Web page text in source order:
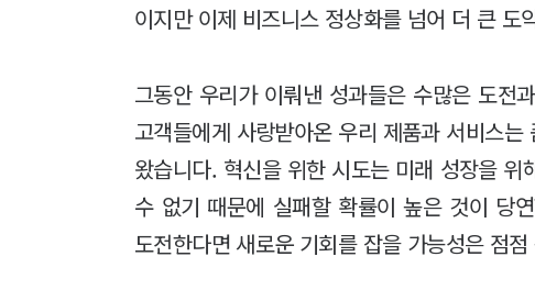
이지만 이제 비즈니스 정상화를 넘어 더 큰 도
그동안 우리가 이뤄낸 성과들은 수많은 도전
고객들에게 사랑받아온 우리 제품과 서비스
왔습니다. 혁신을 위한 시도는 미래 성장을
수 없기 때문에 실패할 확률이 높은 것이 당
도전한다면 새로운 기회를 잡을 가능성은 점